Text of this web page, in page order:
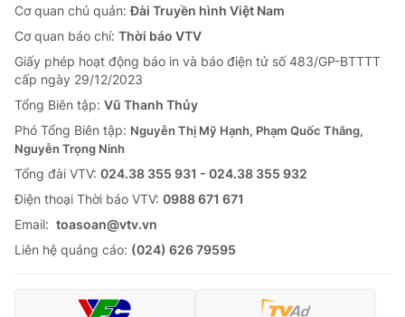
Cơ quan chủ quản:Đài Truyền hình Việt Nam
Cơ quan báo chí: Thời báo VTV
Giấy phép hoạt động báo in và báo điện tử số 483/GP-BTTTT
cấp ngày 29/12/2023
Tổng Biên tập: Vũ Thanh Thủy
Phó Tổng Biên tập: Nguyễn Thị Mỹ Hạnh, Phạm Quốc Thắng,
Nguyễn Trọng Ninh
Tổng đài VTV: 024.38 355 931 - 024.38 355 932
Ðiện thoại Thời báo VTV: 0988 671 671
Email: toasoan@vtv.vn
Liên hệ quảng cáo: (024) 626 79595